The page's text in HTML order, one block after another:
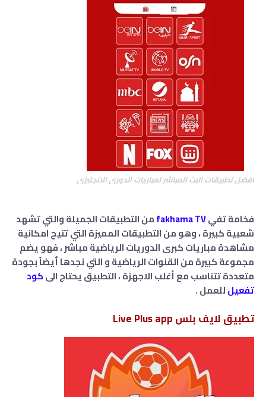
افضل تطبيقات البث المباشر لمباريات الدوري الانجليزي
فخامة تفيfakhama TVمن التطبيقات الجميلة والتي تشهد
شعبية كبيرة ، وهو من التطبيقات المميزة التي تتيح امكانية
مشاهدة مباريات كبرى الدوريات الرياضية مباشر ، فهو يضم
مجموعة كبيرة من القنوات الرياضية و التي نجدها أيضاً بجودة
متعددة تتناسب مع أغلب الاجهزة ، التطبيق يحتاج الىكود
تفعيلللعمل .
تطبيق لايف بلس Live Plus app